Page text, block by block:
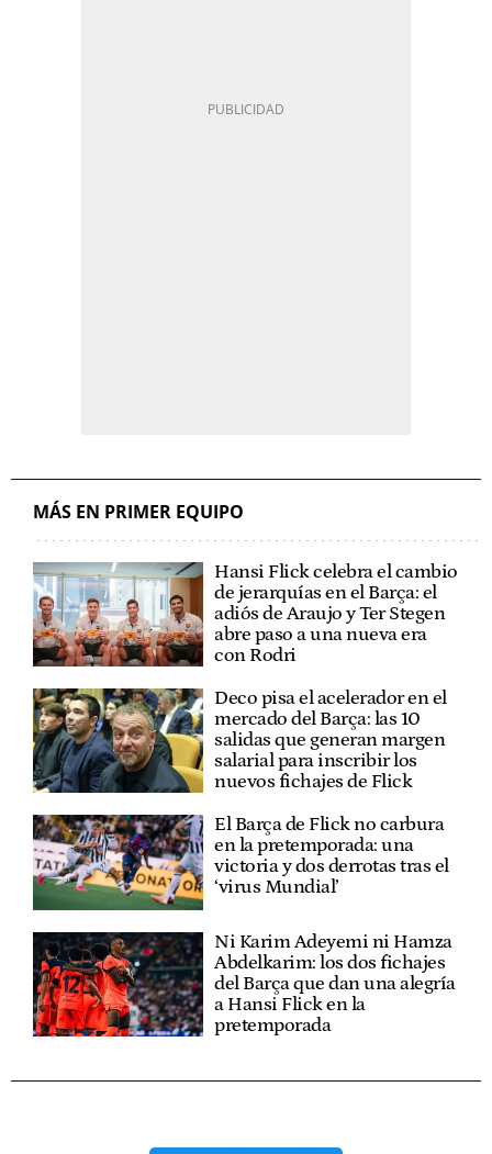
MÁS EN PRIMER EQUIPO
Hansi Flick celebra el cambio
de jerarquías en el Barça: el
adiós de Araujo y Ter Stegen
abre paso a una nueva era
con Rodri
Deco pisa el acelerador en el
mercado del Barça: las 10
salidas que generan margen
salarial para inscribir los
nuevos fichajes de Flick
El Barça de Flick no carbura
en la pretemporada: una
victoria y dos derrotas tras el
‘virus Mundial’
Ni Karim Adeyemi ni Hamza
Abdelkarim: los dos fichajes
del Barça que dan una alegría
a Hansi Flick en la
pretemporada